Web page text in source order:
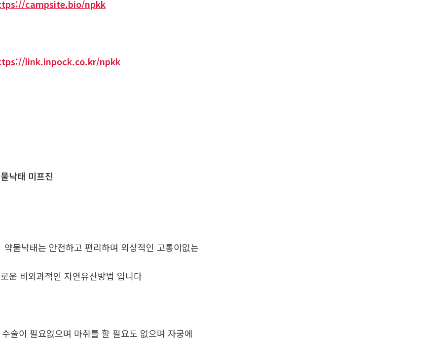
campsite.bio/npkk
link.inpock.co.kr/npkk
낙태 미프진
물낙태는 안전하고 편리하며 외상적인 고통이없는
운 비외과적인 자연유산방법 입니다
술이 필요없으며 마취를 할 필요도 없으며 자궁에